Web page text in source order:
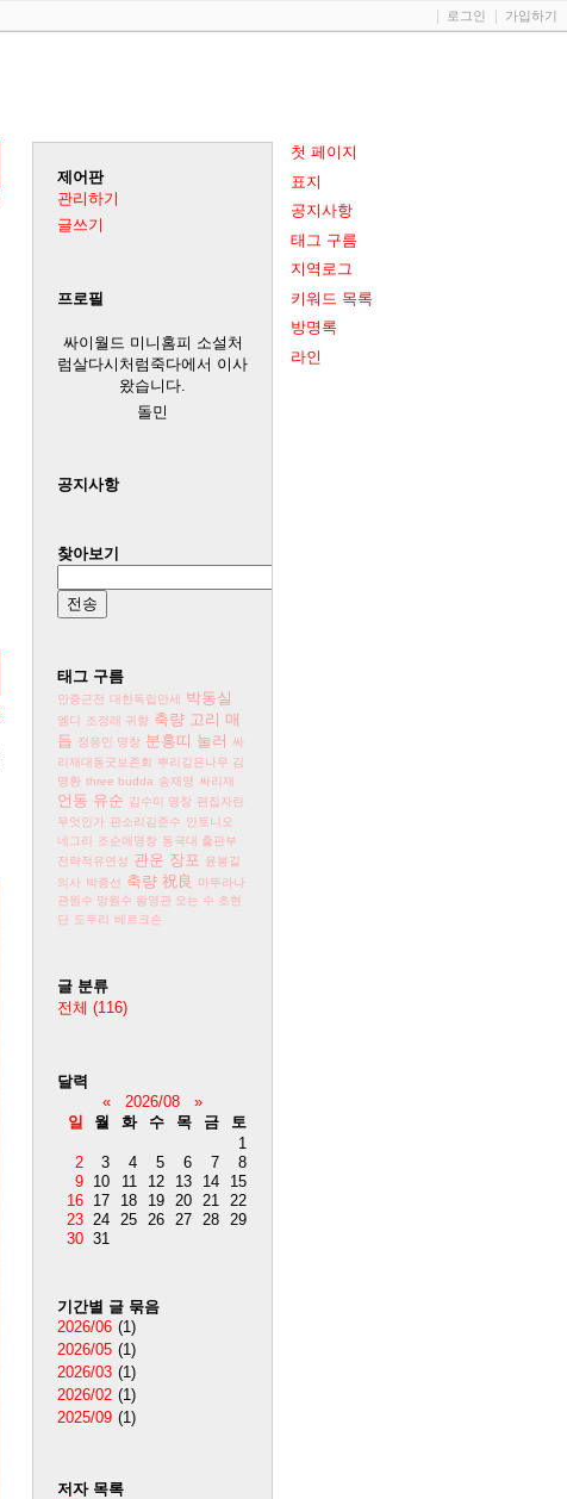
첫 페이지
표지
공지사항
태그 구름
지역로그
키워드 목록
방명록
라인
제어판
관리하기
글쓰기
프로필
싸이월드 미니홈피 소설처
럼살다시처럼죽다에서 이사
왔습니다.
돌민
공지사항
찾아보기
태그 구름
안중근전 대한독립만세 박동실
엠디 조정래 귀향 축량 고리 매
듭 정응민 명창 분홍띠 눌러
싸
리재대동굿보존회
뿌리깊은나무 김
명환 three budda 송재영 싸리재
언동 유순 김수미 명창 편집자란
무엇인가 판소리김준수 안토니오
네그리
조순애명창 동국대 출판부
전략적유연성 관운 장포
윤봉길
의사 박종선 축량 祝良
마뚜라나
관원수 망원수 왕영관 오는 수 초현
단
도두리 베르크손
글 분류
전체 (116)
달력
«
2026/08
»
일
월 화 수 목 금
토
1
2
3 4 5 6 7
8
9 10 11 12 13 14
15
16 17 18 19 20 21 22
23 24 25 26 27 28 29
30 31
기간별 글 묶음
2026/06 (1)
2026/05 (1)
2026/03 (1)
2026/02 (1)
2025/09 (1)
저자 목록
로그인 가입하기